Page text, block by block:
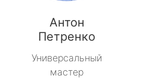
Антон
Петренко
Универсальный
мастер